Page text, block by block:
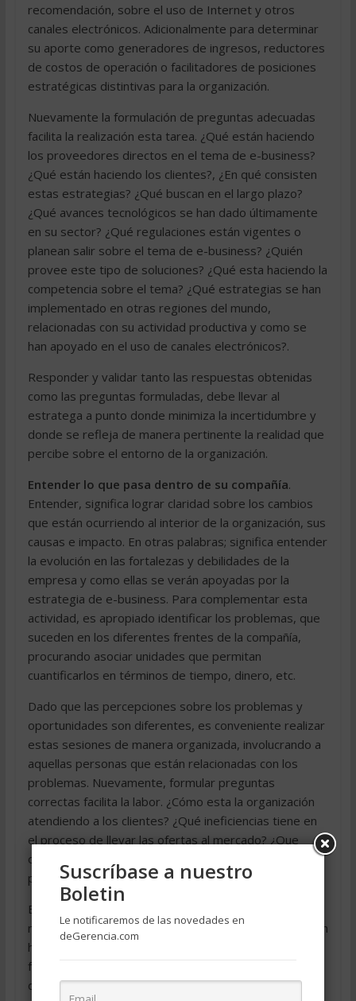
recomendación, sobre el uso de Internet y otros
canales electrónicos. Adicionalmente para determinar
su aporte como generadores de ingresos, reductores
de costos de operación o facilitadores de posiciones
estratégicas distintivas para la organización.
Nuevamente la formulación de preguntas adecuadas
facilita la realización esta tarea. ¿Qué están haciendo
los proveedores directos en el tema de e-business?
¿Qué están haciendo los clientes?, ¿En qué consisten
estas estrategias? ¿Qué buscan en el largo plazo?
¿Qué avances tecnológicos se han dado últimamente
en su sector? ¿Qué regulaciones están vigentes o
planean salir sobre el tema de e-business? ¿Quién
provee este tipo de soluciones? ¿Qué esta haciendo la
competencia sobre el tema? ¿Qué estrategias se han
implementado en otras regiones del mundo,
relacionadas con su actividad productiva y como se
han apoyado en el uso de canales electrónicos?.
Responder y validar tanto las respuestas obtenidas
como las preguntas formuladas, debe llevar al
estratega a punto donde minimiza la incertidumbre y
donde se refleja de manera pertinente la realidad que
percibe sobre el entorno de la organización.
Entender lo que pasa dentro de su compañía.
Entender, significa lograr claridad sobre los cambios
que están ocurriendo al interior de la organización, sus
causas e impacto. En otras palabras; significa entender
la evolución en las fortalezas y debilidades de la
empresa y como ellas se verán apoyadas por la
estrategia de e-business. Para complementar esta
actividad, es apropiado identificar los problemas, que
suceden en los diferentes frentes de la compañía,
procurando asociar unidades que permitan
cuantificarlos en términos de tiempo, dinero, etc.
Dado que las percepciones sobre los problemas y
oportunidades son diferentes, es conveniente realizar
estas sesiones de manera organizada, involucrando a
aquellas personas que están relacionadas con los
problemas. Nuevamente, formular preguntas
correctas facilita la labor. ¿Cómo esta la organización
atendiendo a los clientes? ¿Qué ineficiencias tiene en
el proceso de llevar las ofertas al mercado? ¿Que
oportunidades puede aprovechar con el manejo de
proveedores?.
El análisis prospectivo, la planeación por escenarios, el
manejo de modelos mentales [1] entre otros, proveen
herramientas que ayudan a elaborar mejor la
formulación en este punto. Lo importante al final es,
que el resultado obtenido del análisis mantenga
Suscríbase a nuestro
Boletin
Le notificaremos de las novedades en
deGerencia.com